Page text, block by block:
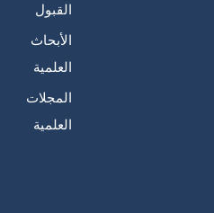
القبول
الأبحاث
العلمية
المجلات
العلمية